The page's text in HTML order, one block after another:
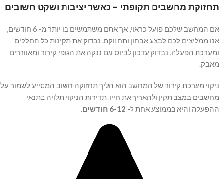
תחזוקת מחשבים תקופתי - כאשר יציבות ושקט חשובים
אם המחשב שלכם פועל כראוי, אך אתם משתמשים בו יותר מ- 6 חודשים,
אנו ממליצים לכם לבצע אבחון ותחזוקה. נבדוק את תקינות כל החלקים
ומערכת הפעלה, נבדוק עדכון לביוס וגם ננקה את הגופי קירור ומאווררים
מאבק.
ניקוי מערכת קירור של המחשב הוא הליך תחזוקה חשוב המסייע לשמור על
מחשבים במצב תקין ולהאריך את חייו. תדירות הניקוי תלויה בתנאי
ההפעלה והיא בממוצע אחת ל- 6-12 חודשים .